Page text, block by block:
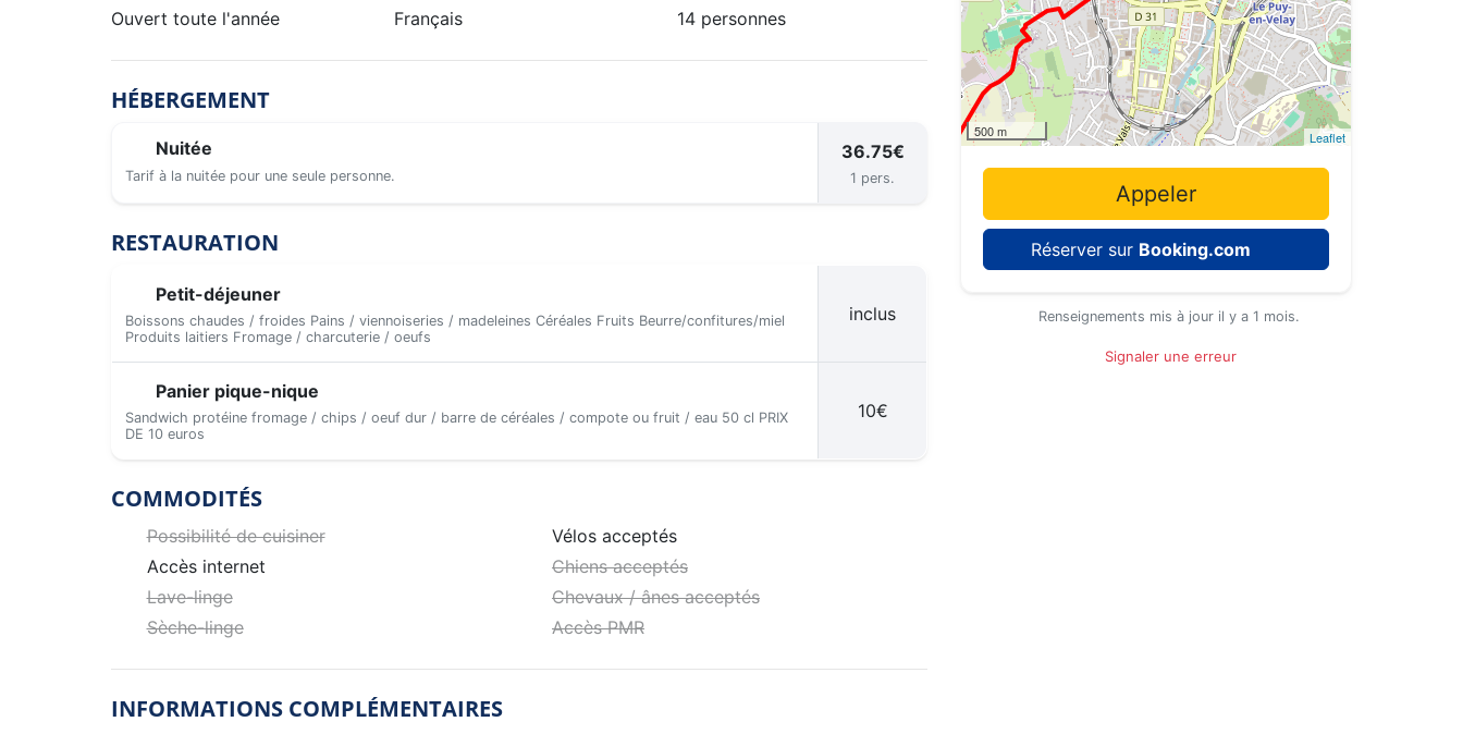
Ouvert toute l'année
Français
14 personnes
HÉBERGEMENT
Nuitée
Tarif à la nuitée pour une seule personne.
36.75€
1 pers.
RESTAURATION
Petit-déjeuner
Boissons chaudes / froides Pains / viennoiseries / madeleines Céréales Fruits Beurre/confitures/miel
Produits laitiers Fromage / charcuterie / oeufs
inclus
Panier pique-nique
Sandwich protéine fromage / chips / oeuf dur / barre de céréales / compote ou fruit / eau 50 cl PRIX
DE 10 euros
10€
COMMODITÉS
Possibilité de cuisiner
Vélos acceptés
Accès internet
Chiens acceptés
Lave-linge
Chevaux / ânes acceptés
Sèche-linge
Accès PMR
INFORMATIONS COMPLÉMENTAIRES
500 m Leaflet
Appeler
Réserver sur Booking.com
Renseignements mis à jour il y a 1 mois.
Signaler une erreur